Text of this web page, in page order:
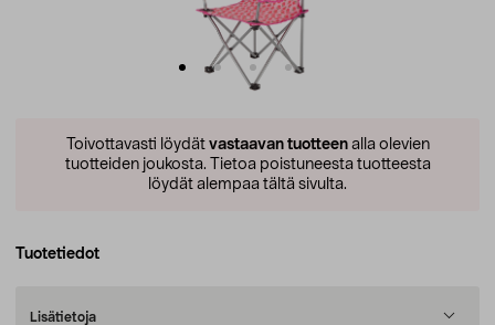
Toivottavasti löydät vastaavan tuotteenalla olevien
tuotteiden joukosta. Tietoa poistuneesta tuotteesta
löydät alempaa tältä sivulta.
Tuotetiedot
Lisätietoja